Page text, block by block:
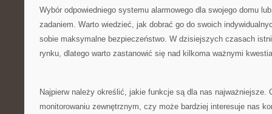
Wybór odpowiedniego ⁣systemu ​alarmowego dla swojego domu
zadaniem.⁢ Warto​ wiedzieć, jak ​dobrać ​go do swoich
sobie maksymalne bezpieczeństwo.⁤ W dzisiejszych czasach
rynku, dlatego warto zastanowić się nad kilkoma ważnymi
Najpierw należy określić, jakie funkcje są dla nas najważniejsze.
monitorowaniu⁣ zewnętrznym, czy może bardziej interesuje nas